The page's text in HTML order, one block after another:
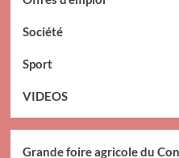
Société
Sport
VIDEOS
Grande foire agricole du